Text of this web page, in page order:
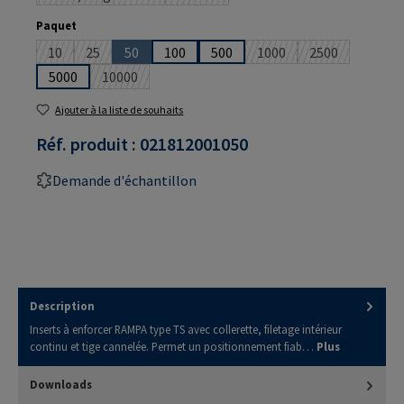
Sélectionnez
Paquet
10(Cette option n'est pas disponible pour le moment.)
25(Cette option n'est pas disponible pour le moment.)
50(Cette option n'est pas disponible pour le
100 500 1000(Cette option n'est pas
2500(Cette option
5000 10000(Cette option n'est pas disponible pour le moment.)
Ajouter à la liste de souhaits
Réf. produit : 021812001050
Demande d'échantillon
Description
Inserts à enforcer RAMPA type TS avec collerette, filetage intérieur
continu et tige cannelée. Permet un positionnement fiab… Plus
Downloads